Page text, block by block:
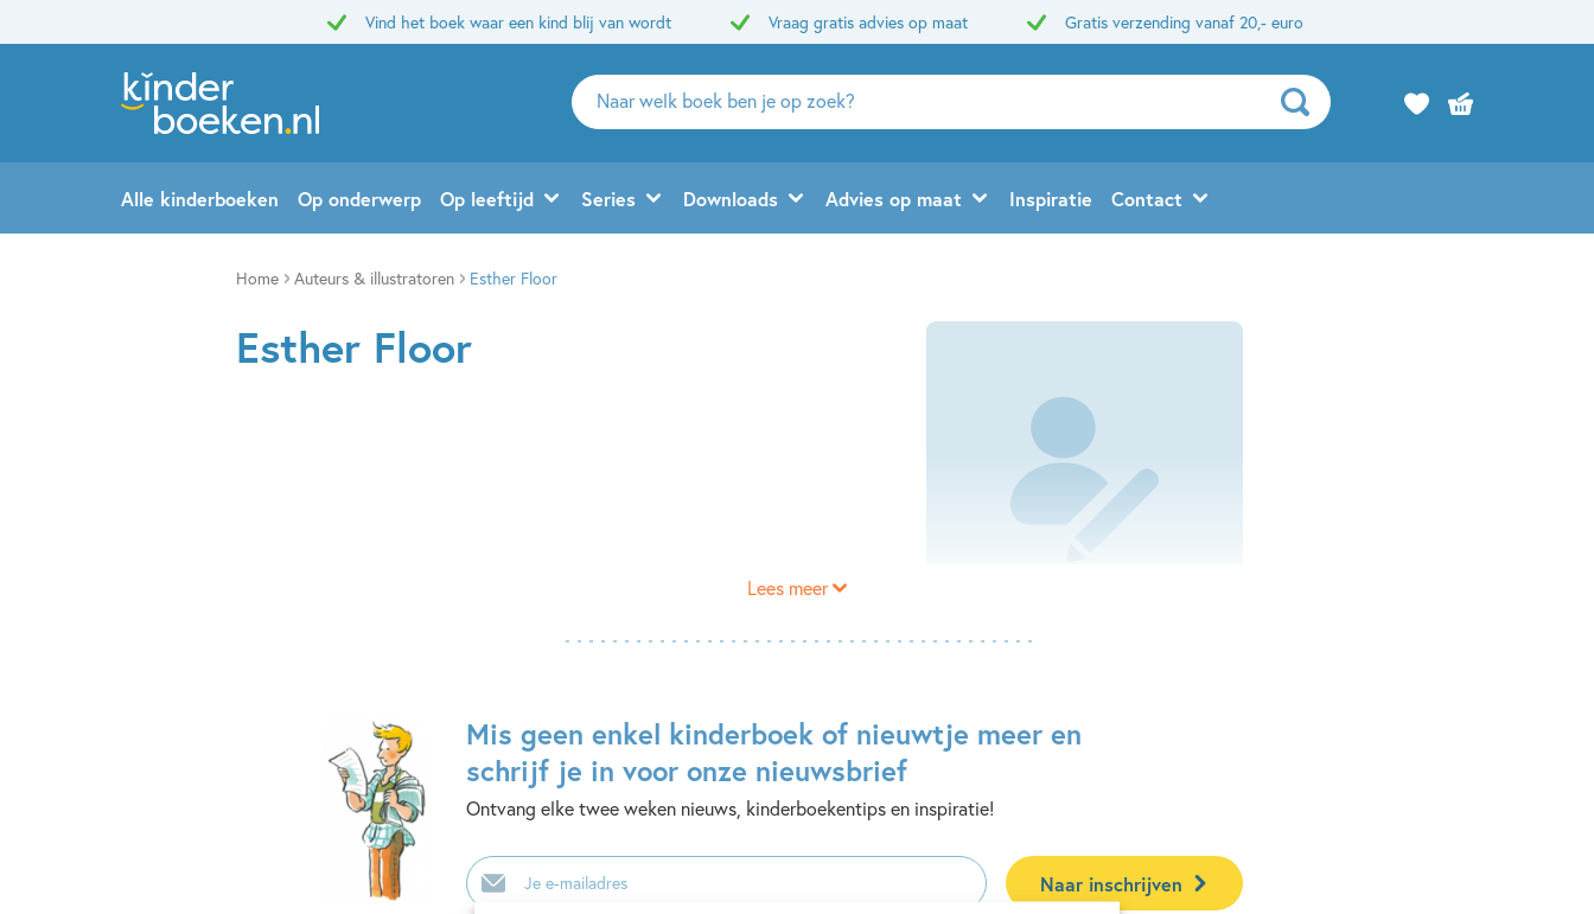
Vind het boek waar een kind blij van wordt Vraag gratis advies op maat Gratis verzending vanaf 20,- euro
Zoeken
naar
en
uitgevers
Alle kinderboeken Op onderwerp Op leeftijd Series Downloads Advies op maat Inspiratie Contact
Home Auteurs & illustratoren Esther Floor
Esther Floor
Lees meer
Mis geen enkel kinderboek of nieuwtje meer en
schrijf je in voor onze nieuwsbrief
Ontvang elke twee weken nieuws, kinderboekentips en inspiratie!
E-
mailadres
Naar inschrijven